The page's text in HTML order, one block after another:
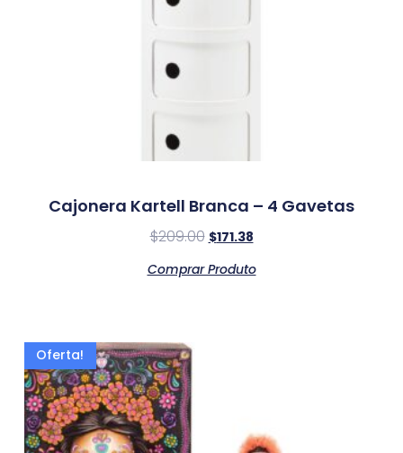
Cajonera Kartell Branca – 4 Gavetas
$209.00 $171.38
Comprar Produto
Oferta!